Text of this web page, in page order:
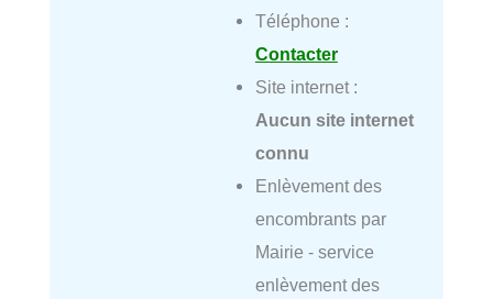
Téléphone :
Contacter
Site internet :
Aucun site internet
connu
Enlèvement des
encombrants par
Mairie - service
enlèvement des